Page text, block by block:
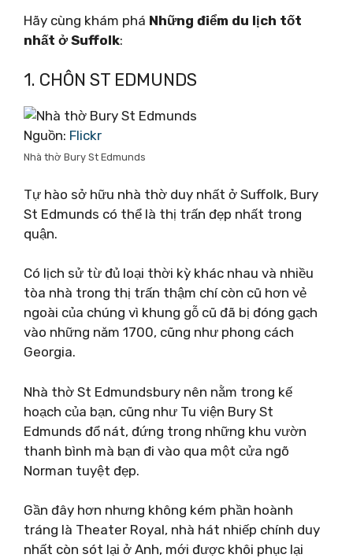
Hãy cùng khám phá Những điểm du lịch tốt
nhất ở Suffolk:
1. CHÔN ST EDMUNDS
Nguồn: Flickr
Nhà thờ Bury St Edmunds
Tự hào sở hữu nhà thờ duy nhất ở Suffolk, Bury
St Edmunds có thể là thị trấn đẹp nhất trong
quận.
Có lịch sử từ đủ loại thời kỳ khác nhau và nhiều
tòa nhà trong thị trấn thậm chí còn cũ hơn vẻ
ngoài của chúng vì khung gỗ cũ đã bị đóng gạch
vào những năm 1700, cũng như phong cách
Georgia.
Nhà thờ St Edmundsbury nên nằm trong kế
hoạch của bạn, cũng như Tu viện Bury St
Edmunds đổ nát, đứng trong những khu vườn
thanh bình mà bạn đi vào qua một cửa ngõ
Norman tuyệt đẹp.
Gần đây hơn nhưng không kém phần hoành
tráng là Theater Royal, nhà hát nhiếp chính duy
nhất còn sót lại ở Anh, mới được khôi phục lại